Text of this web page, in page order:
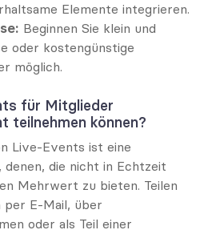
Elemente integrieren.
Beginnen Sie klein und
oder kostengünstige
möglich.
für Mitglieder
teilnehmen können?
Live-Events ist eine
die nicht in Echtzeit
Mehrwert zu bieten. Teilen
per E-Mail, über
oder als Teil einer